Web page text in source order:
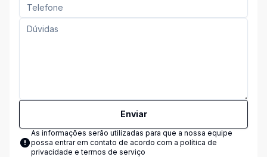
Enviar
As informações serão utilizadas para que a nossa equipe
possa entrar em contato de acordo com a política de
privacidade e termos de serviço